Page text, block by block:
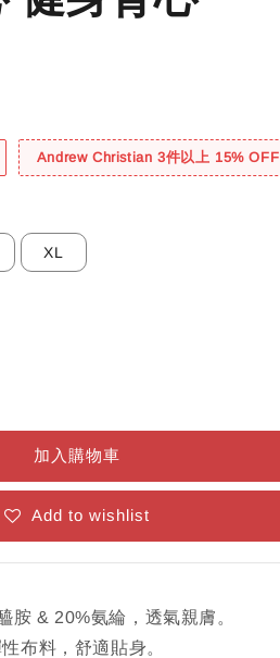
Andrew Christian 3件以上 15% OFF
XL
加入購物車
Add to wishlist
胺 & 20%氨綸，透氣親膚。
布料，舒適貼身。